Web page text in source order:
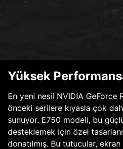
Yüksek
En yeni nesil NVIDIA GeForce
önceki serilere kıyasla çok
sunuyor. E750 modeli, bu
desteklemek için özel
donatılmış. Bu tutucular,